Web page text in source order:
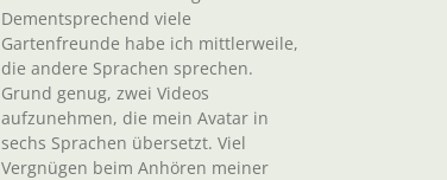
Dementsprechend viele
Gartenfreunde habe ich mittlerweile,
die andere Sprachen sprechen.
Grund genug, zwei Videos
aufzunehmen, die mein Avatar in
sechs Sprachen übersetzt. Viel
Vergnügen beim Anhören meiner